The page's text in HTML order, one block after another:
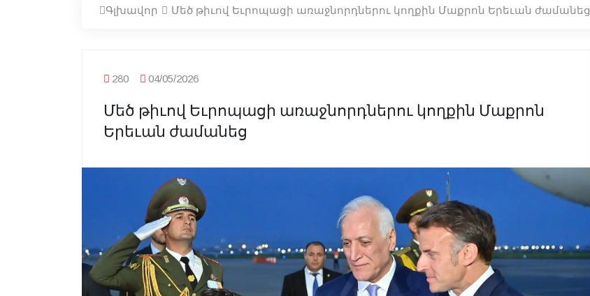
Գլխավոր Մեծ թիւով Եւրոպացի առաջնորդներու կողքին Մաքրոն Երեւան ժամանեց
280 04/05/2026
Մեծ թիւով Եւրոպացի առաջնորդներու կողքին Մաքրոն
Երեւան ժամանեց